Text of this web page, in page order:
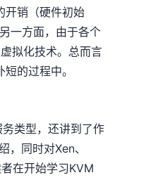
销（硬件初始
一方面，由于各个
拟化技术。总而言
的过程中。
类型，还讲到了作
同时对Xen、
在开始学习KVM